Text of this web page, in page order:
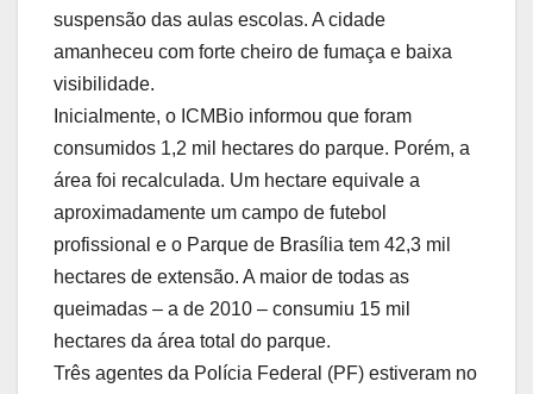
suspensão das aulas escolas. A cidade
amanheceu com forte cheiro de fumaça e baixa
visibilidade.
Inicialmente, o ICMBio informou que foram
consumidos 1,2 mil hectares do parque. Porém, a
área foi recalculada. Um hectare equivale a
aproximadamente um campo de futebol
profissional e o Parque de Brasília tem 42,3 mil
hectares de extensão. A maior de todas as
queimadas – a de 2010 – consumiu 15 mil
hectares da área total do parque.
Três agentes da Polícia Federal (PF) estiveram no